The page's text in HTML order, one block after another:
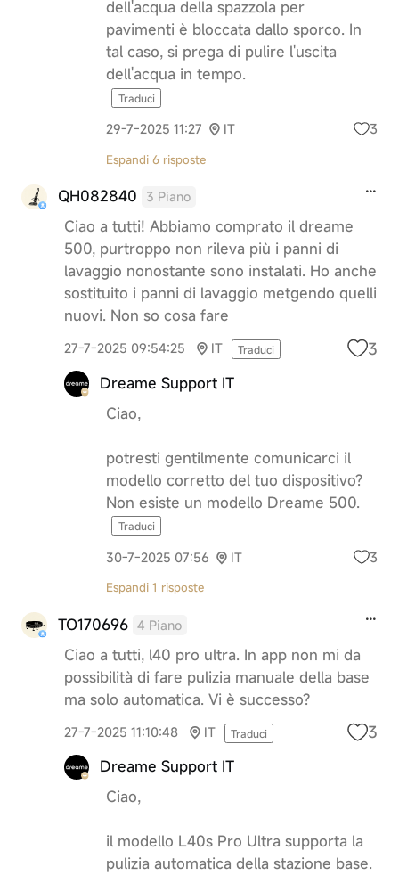
dell'acqua della spazzola per
pavimenti è bloccata dallo sporco. In
tal caso, si prega di pulire l'uscita
dell'acqua in tempo.
Traduci
29-7-2025 11:27 IT 3
Espandi 6 risposte
QH082840 3 Piano
Ciao a tutti! Abbiamo comprato il dreame
500, purtroppo non rileva più i panni di
lavaggio nonostante sono instalati. Ho anche
sostituito i panni di lavaggio metgendo quelli
nuovi. Non so cosa fare
27-7-2025 09:54:25 IT Traduci 3
Dreame Support IT
Ciao,
potresti gentilmente comunicarci il
modello corretto del tuo dispositivo?
Non esiste un modello Dreame 500.
Traduci
30-7-2025 07:56 IT 3
Espandi 1 risposte
TO170696 4 Piano
Ciao a tutti, l40 pro ultra. In app non mi da
possibilità di fare pulizia manuale della base
ma solo automatica. Vi è successo?
27-7-2025 11:10:48 IT Traduci 3
Dreame Support IT
Ciao,
il modello L40s Pro Ultra supporta la
pulizia automatica della stazione base.